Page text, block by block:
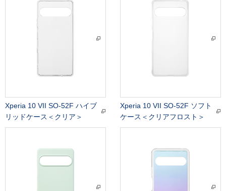
Xperia 10 VII SO-52F ハイブ
リッドケース＜クリア＞
Xperia 10 VII SO-52F ソフト
ケース＜クリアフロスト＞